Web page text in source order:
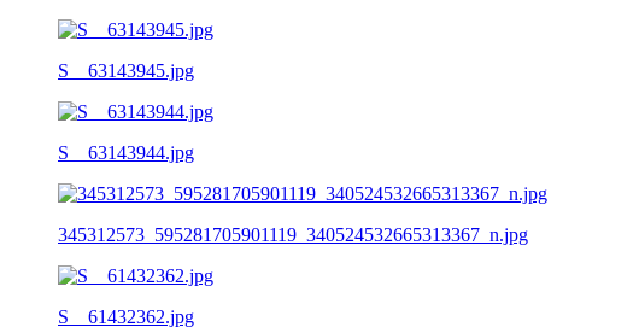
S__63143945.jpg
S__63143944.jpg
345312573_595281705901119_340524532665313367_n.jpg
S__61432362.jpg